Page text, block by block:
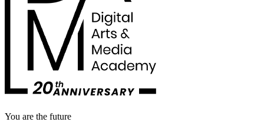
You are the future